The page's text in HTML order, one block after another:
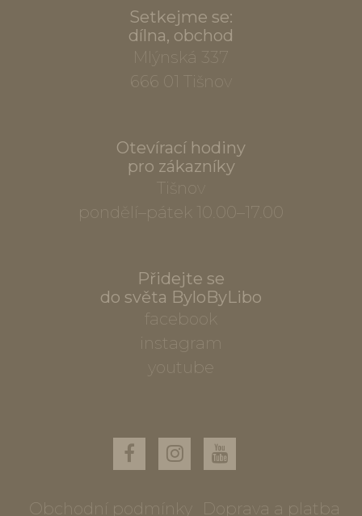
Setkejme se:
dílna, obchod
Mlýnská 337
666 01 Tišnov
Otevírací hodiny
pro zákazníky
Tišnov
pondělí–pátek 10.00–17.00
Přidejte se
do světa ByloByLibo
facebook
instagram
youtube
Obchodní podmínky Doprava a platba